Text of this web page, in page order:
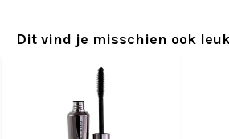
Dit vind je misschien ook